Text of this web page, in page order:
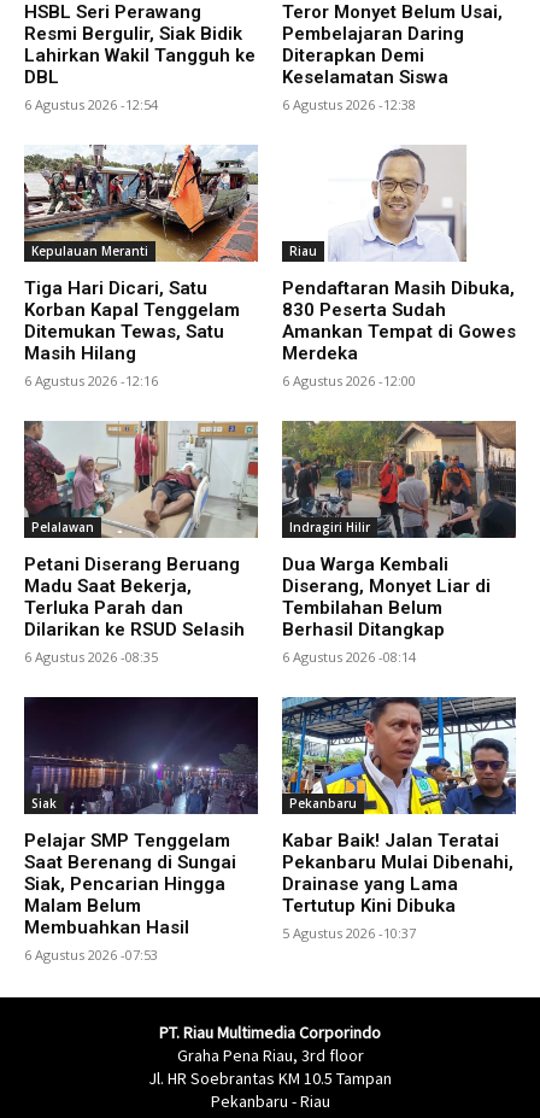
HSBL Seri Perawang
Resmi Bergulir, Siak Bidik
Lahirkan Wakil Tangguh ke
DBL
6 Agustus 2026 -12:54
Teror Monyet Belum Usai,
Pembelajaran Daring
Diterapkan Demi
Keselamatan Siswa
6 Agustus 2026 -12:38
Kepulauan Meranti
Tiga Hari Dicari, Satu
Korban Kapal Tenggelam
Ditemukan Tewas, Satu
Masih Hilang
6 Agustus 2026 -12:16
Riau
Pendaftaran Masih Dibuka,
830 Peserta Sudah
Amankan Tempat di Gowes
Merdeka
6 Agustus 2026 -12:00
Pelalawan
Petani Diserang Beruang
Madu Saat Bekerja,
Terluka Parah dan
Dilarikan ke RSUD Selasih
6 Agustus 2026 -08:35
Indragiri Hilir
Dua Warga Kembali
Diserang, Monyet Liar di
Tembilahan Belum
Berhasil Ditangkap
6 Agustus 2026 -08:14
Siak
Pelajar SMP Tenggelam
Saat Berenang di Sungai
Siak, Pencarian Hingga
Malam Belum
Membuahkan Hasil
6 Agustus 2026 -07:53
Pekanbaru
Kabar Baik! Jalan Teratai
Pekanbaru Mulai Dibenahi,
Drainase yang Lama
Tertutup Kini Dibuka
5 Agustus 2026 -10:37
PT. Riau Multimedia Corporindo
Graha Pena Riau, 3rd floor
Jl. HR Soebrantas KM 10.5 Tampan
Pekanbaru - Riau